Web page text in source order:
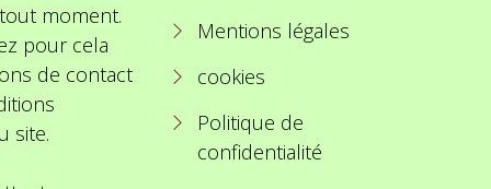
moment.
pour cela
de contact
site.
Mentions légales
cookies
Politique de
confidentialité